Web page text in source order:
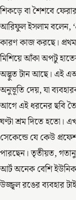
শিকড়ে বা শৈশবে
আরিফুল ইসলাম বলেন,
কারণ কাজ করছে।
মিশিয়ে আঁকা অপটু
অদ্ভুত টান আছে। এই
অনুভূতি দেয়, যা
আগে এই ধরনের ছবি
ঘণ্টা শ্রম দিতে হতো।
সেকেন্ডে যে কেউ
পারছেন। তৃতীয়ত,
আর্ট অনেক বেশি
উজ্জ্বল রঙের ব্যবহার